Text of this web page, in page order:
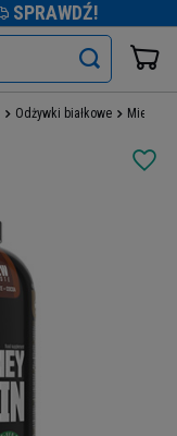
SPRAWDŹ!
Odżywki białkowe